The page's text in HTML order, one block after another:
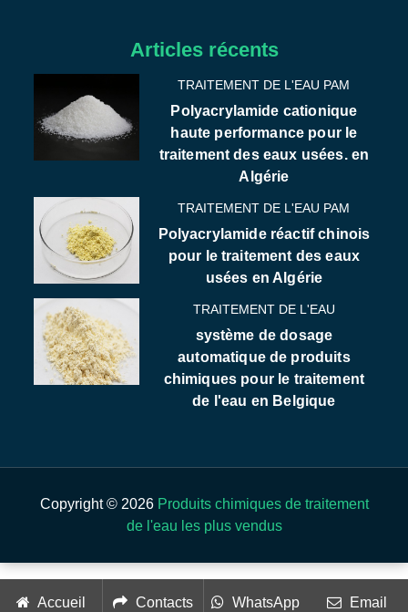
Articles récents
TRAITEMENT DE L'EAU PAM
Polyacrylamide cationique
haute performance pour le
traitement des eaux usées. en
Algérie
TRAITEMENT DE L'EAU PAM
Polyacrylamide réactif chinois
pour le traitement des eaux
usées en Algérie
TRAITEMENT DE L'EAU
système de dosage
automatique de produits
chimiques pour le traitement
de l'eau en Belgique
Copyright © 2026 Produits chimiques de traitement
de l'eau les plus vendus
Accueil Contacts WhatsApp Email